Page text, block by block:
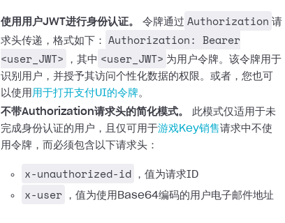
使用用户JWT进行身份认证。 令牌通过 Authorization 请
求头传递，格式如下：
Authorization: Bearer
<user_JWT>
，其中 <user_JWT> 为用户令牌。该令牌用于
识别用户，并授予其访问个性化数据的权限。或者，您也可
以使用 用于打开支付UI的令牌。
不带Authorization请求头的简化模式。
此模式仅适用于未
完成身份认证的用户，且仅可用于游戏Key销售请求中不使
用令牌，而必须包含以下请求头：
x-unauthorized-id ，值为请求ID
x-user ，值为使用Base64编码的用户电子邮件地址